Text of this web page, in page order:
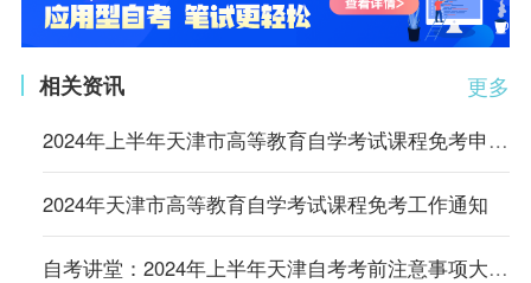
更多
相关资讯
2024年上半年天津市高等教育自学考试课程免考申请通知
2024年天津市高等教育自学考试课程免考工作通知
自考讲堂：2024年上半年天津自考考前注意事项大合集